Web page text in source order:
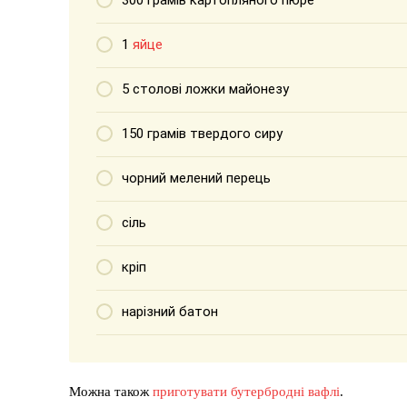
1 яйце
5 столові ложки майонезу
150 грамів твердого сиру
чорний мелений перець
сіль
кріп
нарізний батон
Можна такожприготувати бутербродні вафлі.